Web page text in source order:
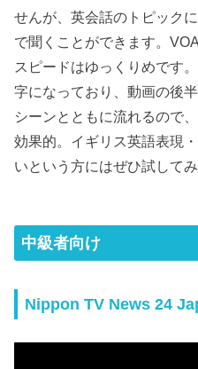
せんが、英会話のトピック
で聞くことができます。
スピードはゆっくりめです
字になっており、動画の後
シーンとともに流れるので
効果的。イギリス英語表現
いという方にはぜひ試して
中級者向け
Nippon TV News 24